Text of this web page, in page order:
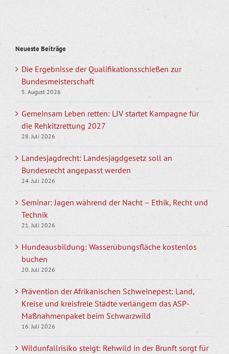
Neueste Beiträge
Die Ergebnisse der Qualifikationsschießen zur
Bundesmeisterschaft
5. August 2026
Gemeinsam Leben retten: LJV startet Kampagne für
die Rehkitzrettung 2027
28. Juli 2026
Landesjagdrecht: Landesjagdgesetz soll an
Bundesrecht angepasst werden
24. Juli 2026
Seminar: Jagen während der Nacht – Ethik, Recht und
Technik
21. Juli 2026
Hundeausbildung: Wasserübungsfläche kostenlos
buchen
20. Juli 2026
Prävention der Afrikanischen Schweinepest: Land,
Kreise und kreisfreie Städte verlängern das ASP-
Maßnahmenpaket beim Schwarzwild
16. Juli 2026
Wildunfallrisiko steigt: Rehwild in der Brunft sorgt für